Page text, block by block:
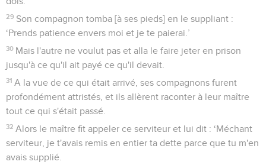
29 Son compagnon tomba [à ses pieds] en le suppliant :
‘Prends patience envers moi et je te paierai.’
30 Mais l'autre ne voulut pas et alla le faire jeter en prison
jusqu'à ce qu'il ait payé ce qu'il devait.
31 A la vue de ce qui était arrivé, ses compagnons furent
profondément attristés, et ils allèrent raconter à leur maître
tout ce qui s'était passé.
32 Alors le maître fit appeler ce serviteur et lui dit : ‘Méchant
serviteur, je t'avais remis en entier ta dette parce que tu m'en
avais supplié.